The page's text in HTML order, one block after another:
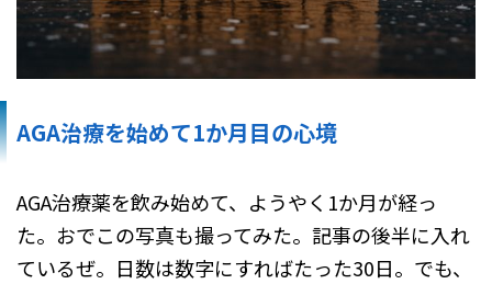
AGA治療を始めて1か月目の心境
AGA治療薬を飲み始めて、ようやく1か月が経っ
た。おでこの写真も撮ってみた。記事の後半に入れ
ているぜ。日数は数字にすればたった30日。でも、